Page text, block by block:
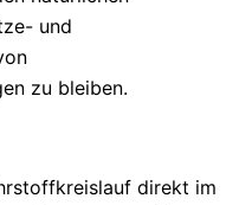
und
zu bleiben.
direkt im